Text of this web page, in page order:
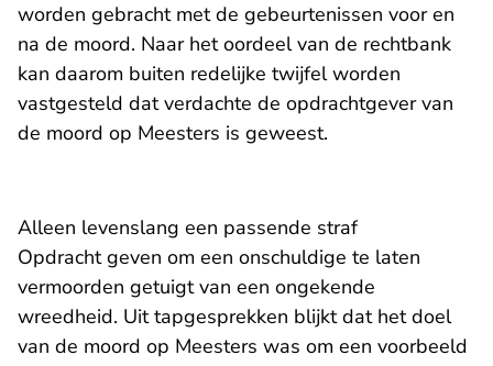
worden gebracht met de gebeurtenissen voor en
na de moord. Naar het oordeel van de rechtbank
kan daarom buiten redelijke twijfel worden
vastgesteld dat verdachte de opdrachtgever van
de moord op Meesters is geweest.
Alleen levenslang een passende straf
Opdracht geven om een onschuldige te laten
vermoorden getuigt van een ongekende
wreedheid. Uit tapgesprekken blijkt dat het doel
van de moord op Meesters was om een voorbeeld